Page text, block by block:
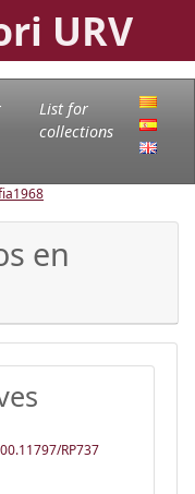
URV
List for
collections
1968
en
RP737